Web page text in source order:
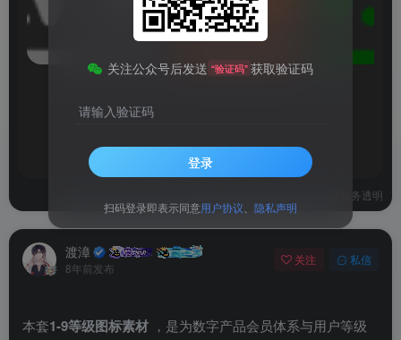
服务透明
渡漳
8年前发布
关注 私信
本套1-9等级图标素材 ，是为数字产品会员体系与用户等级
关注公众号后发送 “验证码” 获取验证码
请输入验证码
登录
扫码登录即表示同意用户协议 隐私声明